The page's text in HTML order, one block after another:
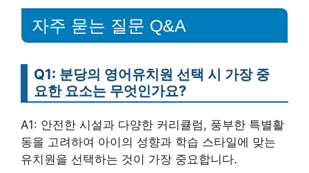
자주 묻는 질문 Q&A
Q1: 분당의 영어유치원 선택 시 가장 중
요한 요소는 무엇인가요?
A1: 안전한 시설과 다양한 커리큘럼, 풍부한 특별활
동을 고려하여 아이의 성향과 학습 스타일에 맞는
유치원을 선택하는 것이 가장 중요합니다.